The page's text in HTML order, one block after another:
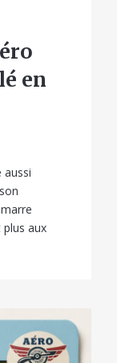
en
aussi
plus aux